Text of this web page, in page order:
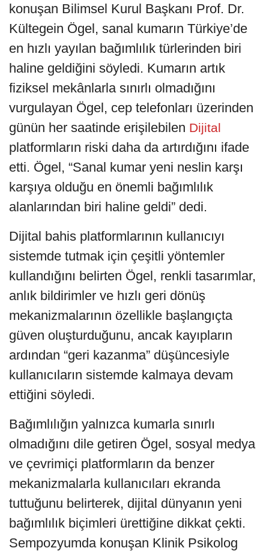
konuşan Bilimsel Kurul Başkanı Prof. Dr.
Kültegein Ögel, sanal kumarın Türkiye’de
en hızlı yayılan bağımlılık türlerinden biri
haline geldiğini söyledi. Kumarın artık
fiziksel mekânlarla sınırlı olmadığını
vurgulayan Ögel, cep telefonları üzerinden
günün her saatinde erişilebilen Dijital
platformların riski daha da artırdığını ifade
etti. Ögel, “Sanal kumar yeni neslin karşı
karşıya olduğu en önemli bağımlılık
alanlarından biri haline geldi” dedi.
Dijital bahis platformlarının kullanıcıyı
sistemde tutmak için çeşitli yöntemler
kullandığını belirten Ögel, renkli tasarımlar,
anlık bildirimler ve hızlı geri dönüş
mekanizmalarının özellikle başlangıçta
güven oluşturduğunu, ancak kayıpların
ardından “geri kazanma” düşüncesiyle
kullanıcıların sistemde kalmaya devam
ettiğini söyledi.
Bağımlılığın yalnızca kumarla sınırlı
olmadığını dile getiren Ögel, sosyal medya
ve çevrimiçi platformların da benzer
mekanizmalarla kullanıcıları ekranda
tuttuğunu belirterek, dijital dünyanın yeni
bağımlılık biçimleri ürettiğine dikkat çekti.
Sempozyumda konuşan Klinik Psikolog